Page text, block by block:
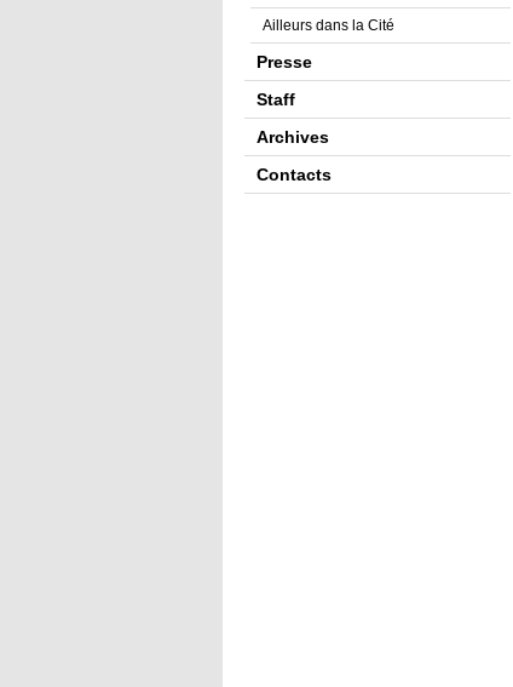
Ailleurs dans la Cité
Presse
Staff
Archives
Contacts